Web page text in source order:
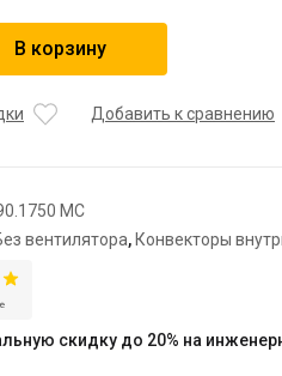
В корзину
Добавить к сравнению
MC
вентилятора, Конвекторы
скидку до 20% на